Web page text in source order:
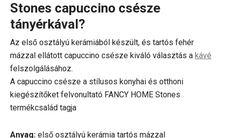
Stones capuccino csésze
tányérkával?
Az első osztályú kerámiából készült, és tartós fehér
mázzal ellátott capuccino csésze kiváló választás a kávé
felszolgálásához.
A capuccino csésze a stílusos konyhai és otthoni
kiegészítőket felvonultató FANCY HOME Stones
termékcsalád tagja
Anyag: első osztályú kerámia tartós mázzal